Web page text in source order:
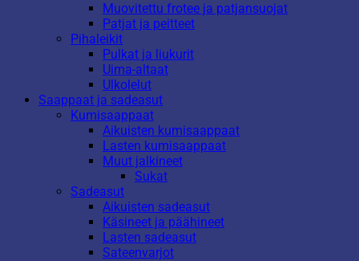
Muovitettu frotee ja patjansuojat
Patjat ja peitteet
Pihaleikit
Pulkat ja liukurit
Uima-altaat
Ulkolelut
Saappaat ja sadeasut
Kumisaappaat
Aikuisten kumisaappaat
Lasten kumisaappaat
Muut jalkineet
Sukat
Sadeasut
Aikuisten sadeasut
Käsineet ja päähineet
Lasten sadeasut
Sateenvarjot